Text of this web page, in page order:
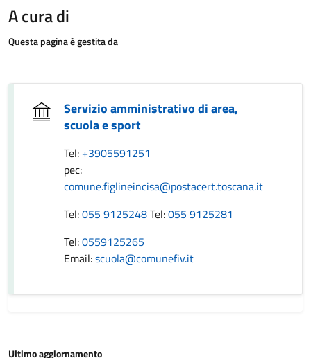
A cura di
Questa pagina è gestita da
Servizio amministrativo di area,
scuola e sport
Tel: +3905591251
pec:
comune.figlineincisa@postacert.toscana.it
Tel:055 9125248Tel:055 9125281
Tel:0559125265
Email:scuola@comunefiv.it
Ultimo aggiornamento